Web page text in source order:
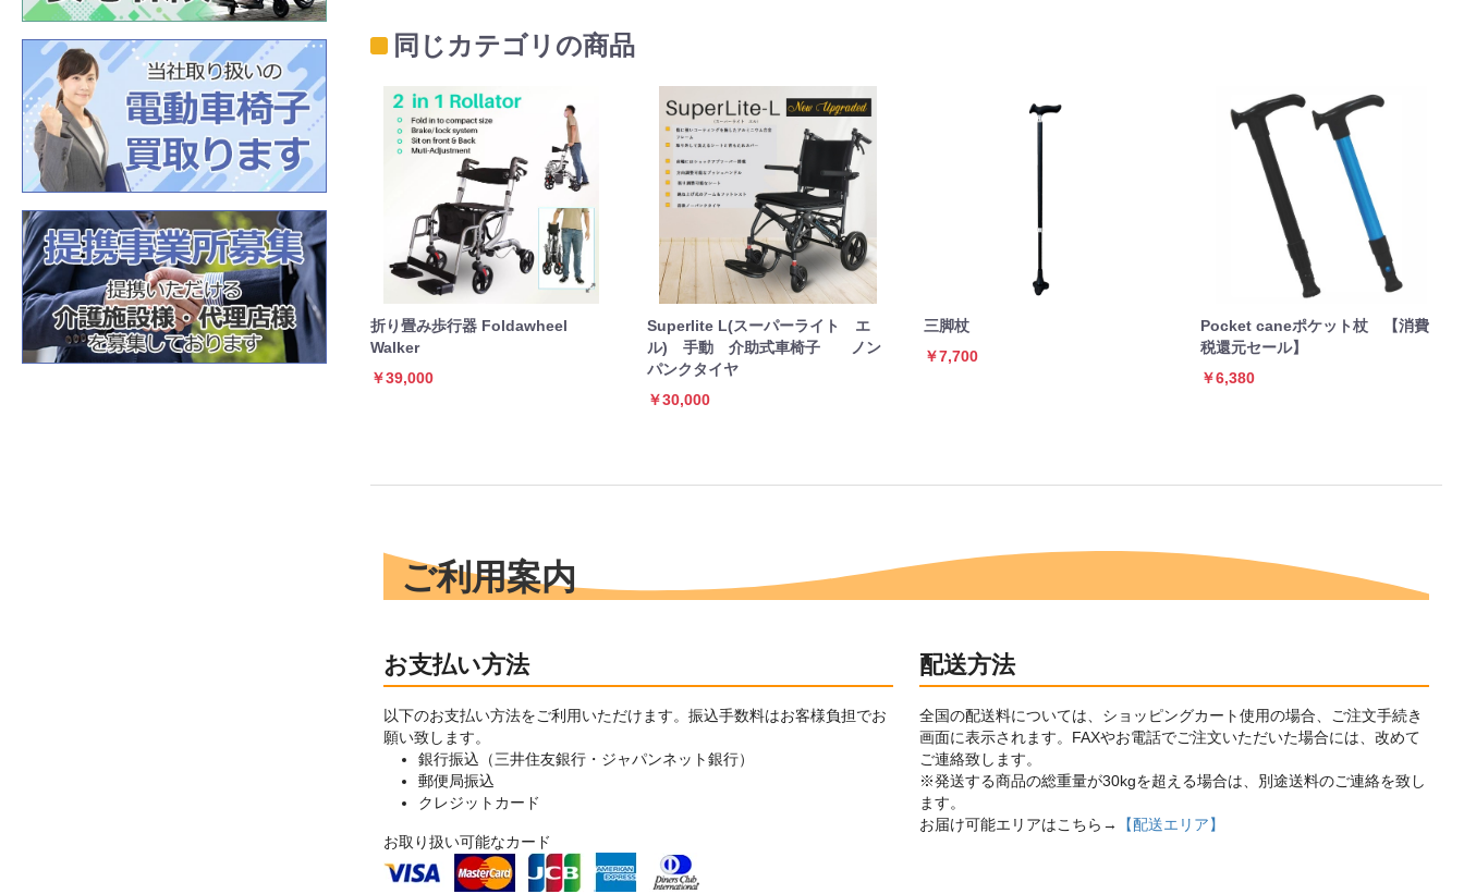
同じカテゴリの商品
折り畳み歩行器 Foldawheel
Walker
￥39,000
Superlite L(スーパーライト エ
ル) 手動 介助式車椅子 ノン
パンクタイヤ
￥30,000
三脚杖
￥7,700
Pocket caneポケット杖 【消費
税還元セール】
￥6,380
ご利用案内
お支払い方法
以下のお支払い方法をご利用いただけます。振込手数料はお客様負担でお
願い致します。
銀行振込（三井住友銀行・ジャパンネット銀行）
郵便局振込
クレジットカード
お取り扱い可能なカード
配送方法
全国の配送料については、ショッピングカート使用の場合、ご注文手続き
画面に表示されます。FAXやお電話でご注文いただいた場合には、改めて
ご連絡致します。
※発送する商品の総重量が30kgを超える場合は、別途送料のご連絡を致し
ます。
お届け可能エリアはこちら→
【配送エリア】